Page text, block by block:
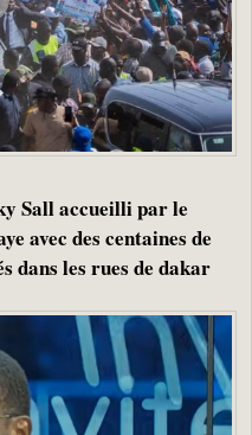
Sall accueilli par le
avec des centaines de
dans les rues de dakar